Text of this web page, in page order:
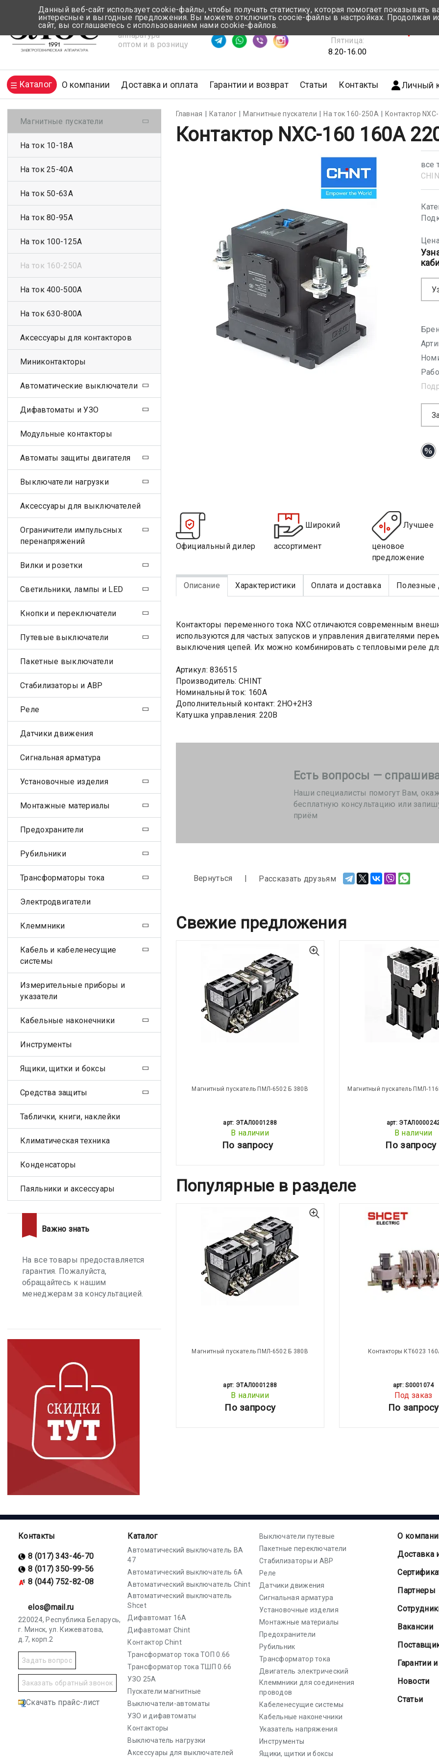
Электротехническая
аппаратура
оптом и в розницу
Время ответа ≈ 5 мин
Понедельник-Четверг:
Пятница:
8.20-16.00
Каталог О компании Доставка и оплата Гарантии и возврат Статьи Контакты Личный
Главная Каталог Магнитные пускатели На ток 160-250А Контактор
Контактор NXC-160 160A
все
Официальный дилер
Широкий
ассортимент
Лучшее
ценовое
предложение
Описание Характеристики Оплата и доставка Полезные
Контакторы переменного тока NXC отличаются современным
используются для частых запусков и управления двигателями
выключения цепей. Их можно комбинировать с тепловыми реле
Артикул: 836515
Производитель: CHINT
Номинальный ток: 160А
Дополнительный контакт: 2НО+2НЗ
Катушка управления: 220В
Есть вопросы —
Наши специалисты помогут Вам,
бесплатную консультацию или
приём
Вернуться Рассказать друзьям
Свежие предложения
Магнитный пускатель ПМЛ-6502 Б 380В
арт: ЭТАЛ0001288
В наличии
По запросу
Магнитный пускатель ПМЛ-
арт:
В наличии
По запросу
Популярные в разделе
Магнитный пускатель ПМЛ-6502 Б 380В
арт: ЭТАЛ0001288
В наличии
По запросу
Контакторы КТ6023
арт: S0001074
Под заказ
По запросу
Магнитные пускатели
На ток 10-18А
На ток 25-40А
На ток 50-63А
На ток 80-95А
На ток 100-125А
На ток 160-250А
На ток 400-500А
На ток 630-800А
Аксессуары для контакторов
Миниконтакторы
Автоматические выключатели
Дифавтоматы и УЗО
Модульные контакторы
Автоматы защиты двигателя
Выключатели нагрузки
Аксессуары для выключателей
Ограничители импульсных
перенапряжений
Вилки и розетки
Светильники, лампы и LED
Кнопки и переключатели
Путевые выключатели
Пакетные выключатели
Стабилизаторы и АВР
Реле
Датчики движения
Сигнальная арматура
Установочные изделия
Монтажные материалы
Предохранители
Рубильники
Трансформаторы тока
Электродвигатели
Клеммники
Кабель и кабеленесущие
системы
Измерительные приборы и
указатели
Кабельные наконечники
Инструменты
Ящики, щитки и боксы
Средства защиты
Таблички, книги, наклейки
Климатическая техника
Конденсаторы
Паяльники и аксессуары
Важно знать
На все товары предоставляется
гарантия. Пожалуйста,
обращайтесь к нашим
менеджерам за консультацией.
Контакты
8 (017) 343-46-70
8 (017) 350-99-56
8 (044) 752-82-08
elos@mail.ru
220024, Республика Беларусь,
г. Минск, ул. Кижеватова,
д.7, корп.2
Задать вопрос
Заказать обратный звонок
Скачать прайс-лист
Каталог
Автоматический выключатель ВА
47
Автоматический выключатель 6А
Автоматический выключатель Chint
Автоматический выключатель
Shcet
Дифавтомат 16А
Дифавтомат Chint
Контактор Chint
Трансформатор тока ТОП 0.66
Трансформатор тока ТШП 0.66
УЗО 25А
Пускатели магнитные
Выключатели-автоматы
УЗО и дифавтоматы
Контакторы
Выключатель нагрузки
Аксессуары для выключателей
Выключатели путевые
Пакетные переключатели
Стабилизаторы и АВР
Реле
Датчики движения
Сигнальная арматура
Установочные изделия
Монтажные материалы
Предохранители
Рубильник
Трансформатор тока
Двигатель электрический
Клеммники для соединения
проводов
Кабеленесущие системы
Кабельные наконечники
Указатель напряжения
Инструменты
Ящики, щитки и боксы
О
Доставка
Партнеры
Вакансии
Гарантии
Новости
Статьи
Данный веб-сайт использует cookie-файлы, чтобы получать статистику, которая помогает показывать
интересные и выгодные предложения. Вы можете отключить coocie-файлы в настройках. Продолжая
сайт, вы соглашаетесь с использованием нами cookie-файлов.